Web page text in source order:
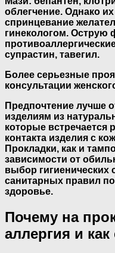
облегчение. Однако
спринцевание
гинекологом. Острую
супрастин, тавегил.
Более серьезные
консультации
Предпочтение лучше
изделиям из
которые встречается
контакта изделия с
Прокладки, как и
зависимости от
выбор гигиенических
санитарных правил
здоровье.
Почему на
аллергия и как